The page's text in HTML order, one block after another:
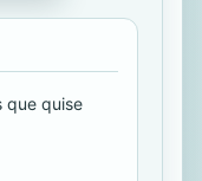
que quise